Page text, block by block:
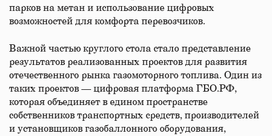
парков на метан и использование цифровых
возможностей для комфорта перевозчиков.
Важной частью круглого стола стало представление
результатов реализованных проектов для развития
отечественного рынка газомоторного топлива. Один из
таких проектов — цифровая платформа ГБО.РФ,
которая объединяет в едином пространстве
собственников транспортных средств, производителей
и установщиков газобаллонного оборудования,